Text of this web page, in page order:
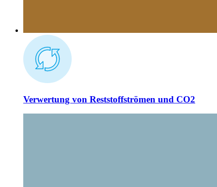
Verwertung von Reststoffströmen und CO2